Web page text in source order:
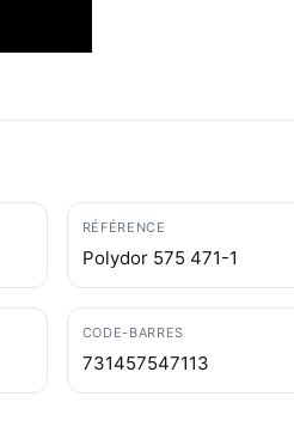
RÉFÉRENCE
Polydor 575 471-1
CODE-BARRES
731457547113